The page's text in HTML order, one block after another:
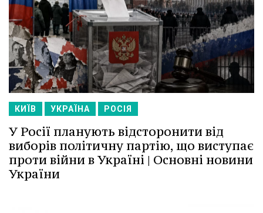
КИЇВ УКРАЇНА РОСІЯ
У Росії планують відсторонити від
виборів політичну партію, що виступає
проти війни в Україні | Основні новини
України